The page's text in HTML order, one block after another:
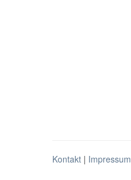
Kontakt | Impressum